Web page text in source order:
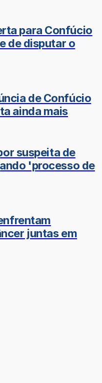
para Confúcio
de disputar o
de Confúcio
ainda mais
suspeita de
'processo de
juntas em